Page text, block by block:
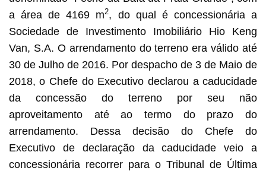
a área de 4169 m2, do qual é concessionária a
Sociedade de Investimento Imobiliário Hio Keng
Van, S.A. O arrendamento do terreno era válido até
30 de Julho de 2016. Por despacho de 3 de Maio de
2018, o Chefe do Executivo declarou a caducidade
da concessão do terreno por seu não
aproveitamento até ao termo do prazo do
arrendamento. Dessa decisão do Chefe do
Executivo de declaração da caducidade veio a
concessionária recorrer para o Tribunal de Última